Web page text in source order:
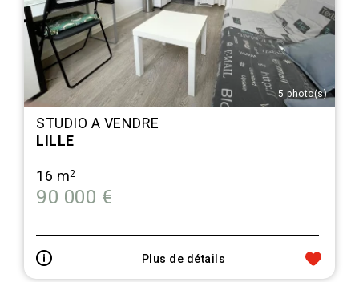
5 photo(s)
STUDIO A VENDRE
LILLE
16 m2
90 000 €
Plus de détails